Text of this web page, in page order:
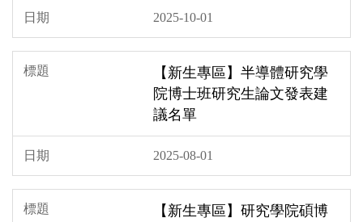
2025-10-01
【新生專區】半導體研究學
院博士班研究生論文發表建
議名單
2025-08-01
【新生專區】研究學院碩博